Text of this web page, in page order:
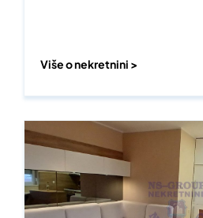
Više o nekretnini >